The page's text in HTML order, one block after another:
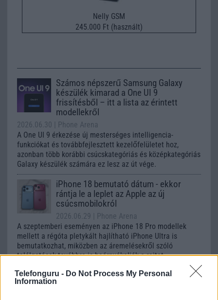
Telefonguru - Do Not Process My Personal
Information
Nelly GSM
245.000 Ft (használt)
Számos népszerű Samsung Galaxy
készülék kimarad a One UI 9
frissítésből – itt a lista az érintett
modellekről
2026.06.30
| Phone Arena
A One UI 9 érkezése új mesterséges intelligencia-
funkciókat és továbbfejlesztett kezelőfelületet hoz,
azonban több korábbi csúcskategóriás és középkategóriás
Galaxy készülék számára ez lesz az út vége.
iPhone 18 bemutató dátum - ekkor
rántja le a leplet az Apple az új
csúcsmobilokról
2026.06.29
| Phone Arena
A szeptemberi eseményen az iPhone 18 Pro modellek
mellett a régóta pletykált hajlítható iPhone Ultra is
bemutatkozhat, miközben az áremelésekről szóló
találgatások továbbra is beárnyékolják a rajtot.
Az Android rejtett automatizmusai: hat
funkció, amely észrevétlenül könnyíti